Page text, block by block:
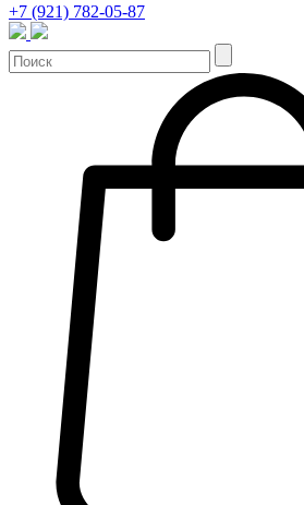
+7 (921) 782-05-87